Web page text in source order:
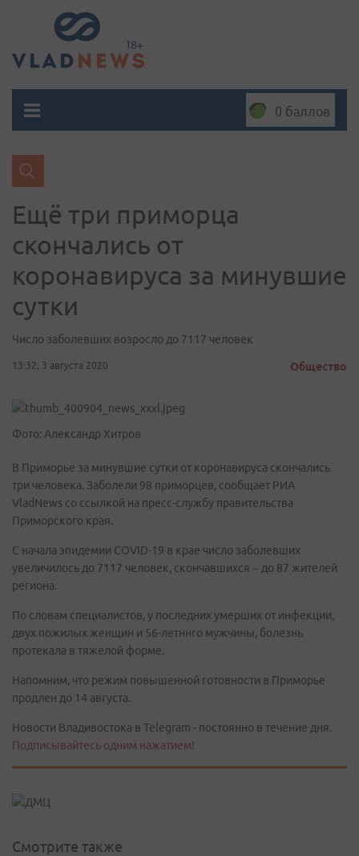
0 баллов
Ещё три приморца
скончались от
коронавируса за минувшие
сутки
Число заболевших возросло до 7117 человек
13:32, 3 августа 2020 Общество
Фото: Александр Хитров
В Приморье за минувшие сутки от коронавируса скончались
три человека. Заболели 98 приморцев, сообщает РИА
VladNews со ссылкой на пресс-службу правительства
Приморского края.
С начала эпидемии COVID-19 в крае число заболевших
увеличилось до 7117 человек, скончавшихся – до 87 жителей
региона.
По словам специалистов, у последних умерших от инфекции,
двух пожилых женщин и 56-летннго мужчины, болезнь
протекала в тяжелой форме.
Напомним, что режим повышенной готовности в Приморье
продлен до 14 августа.
Новости Владивостока в Telegram - постоянно в течение дня.
Подписывайтесь одним нажатием!
Смотрите также